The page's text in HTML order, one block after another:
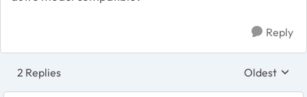
Reply
2 Replies Replies
Oldest